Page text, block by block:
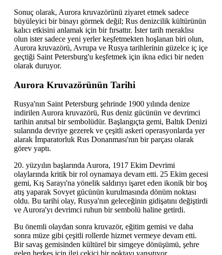
Sonuç olarak, Aurora kruvazörünü ziyaret etmek sadece
büyüleyici bir binayı görmek değil; Rus denizcilik kültürünün
kalıcı etkisini anlamak için bir fırsattır. İster tarih meraklısı
olun ister sadece yeni yerler keşfetmekten hoşlanan biri olun,
Aurora kruvazörü, Avrupa ve Rusya tarihlerinin güzelce iç içe
geçtiği Saint Petersburg'u keşfetmek için ikna edici bir neden
olarak duruyor.
Aurora Kruvazörünün Tarihi
Rusya'nın Saint Petersburg şehrinde 1900 yılında denize
indirilen Aurora kruvazörü, Rus deniz gücünün ve devrimci
tarihin anıtsal bir sembolüdür. Başlangıçta gemi, Baltık Denizi
sularında devriye gezerek ve çeşitli askeri operasyonlarda yer
alarak İmparatorluk Rus Donanması'nın bir parçası olarak
görev yaptı.
20. yüzyılın başlarında Aurora, 1917 Ekim Devrimi
olaylarında kritik bir rol oynamaya devam etti. 25 Ekim gecesi
gemi, Kış Sarayı'na yönelik saldırıyı işaret eden ikonik bir boş
atış yaparak Sovyet gücünün kurulmasında dönüm noktası
oldu. Bu tarihi olay, Rusya'nın geleceğinin gidişatını değiştirdi
ve Aurora'yı devrimci ruhun bir sembolü haline getirdi.
Bu önemli olaydan sonra kruvazör, eğitim gemisi ve daha
sonra müze gibi çeşitli rollerde hizmet vermeye devam etti.
Bir savaş gemisinden kültürel bir simgeye dönüşümü, şehre